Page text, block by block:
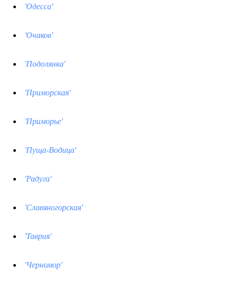
'Одесса'
'Очаков'
'Подолянка'
'Приморская'
'Приморье'
'Пуща-Водица'
'Радуга'
'Славяногорская'
'Таврия'
'Черномор'